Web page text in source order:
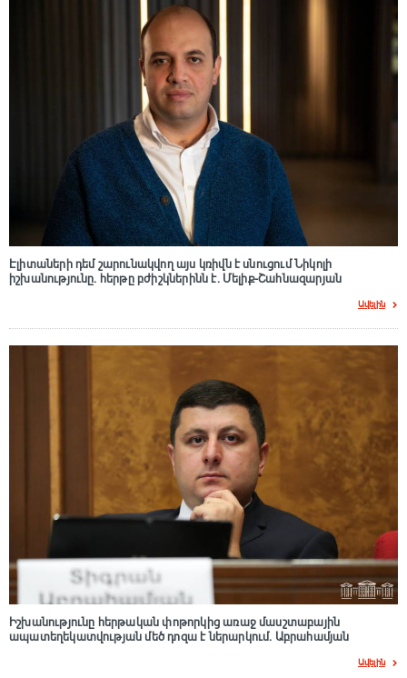
Էլիտաների դեմ շարունակվող այս կռիվն է սնուցում Նիկոլի
իշխանությունը. հերթը բժիշկներինն է. Մելիք-Շահնազարյան
Ավելին
Իշխանությունը հերթական փոթորկից առաջ մասշտաբային
ապատեղեկատվության մեծ դnզա է ներարկում․ Աբրահամյան
Ավելին